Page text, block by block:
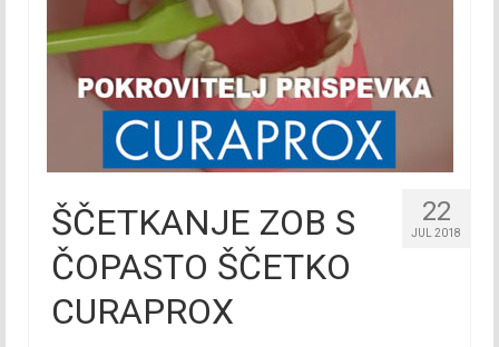
Maj 2016
Junij 2016
Julij 2016
Avgust 2016
Oktober 2016
November 2016
22
JUL 2018
ŠČETKANJE ZOB S
ČOPASTO ŠČETKO
CURAPROX